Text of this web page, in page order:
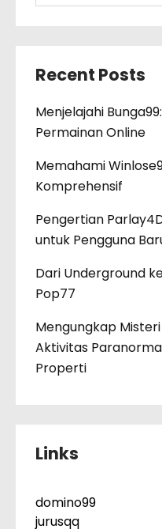
Recent Posts
Menjelajahi
Permainan Online
Memahami
Komprehensif
Pengertian
untuk Pengguna
Dari Underground
Pop77
Mengungkap
Aktivitas
Properti
Links
domino99
jurusqq